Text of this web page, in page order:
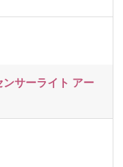
サーライト アー